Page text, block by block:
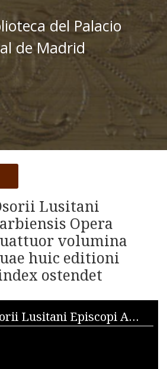
del Palacio
de Madrid
Lusitani
Opera
volumina
huic editioni
ostendet
Hieronymi Osorii Lusitani Episcopi Algarbiensis Opera omnia... in quattuor volumina distributa, quae huic editioni accesserint, index ostendet